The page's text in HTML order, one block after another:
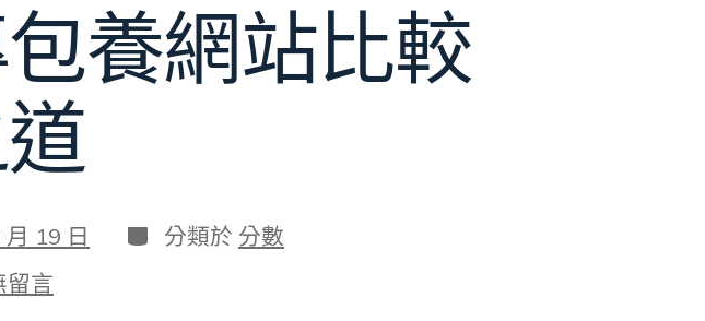
養網站比較
19 日 分
類
分類於 分數
留言